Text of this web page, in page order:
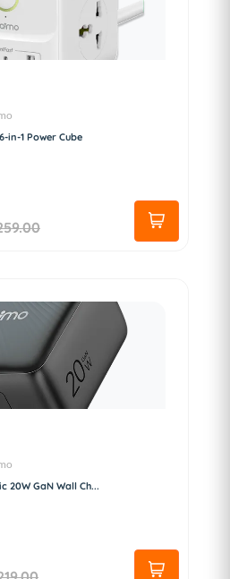
in-1 Power Cube
20W GaN Wall Ch...